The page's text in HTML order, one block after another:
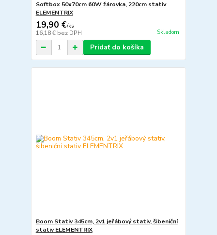
Softbox 50x70cm 60W žárovka, 220cm stativ
ELEMENTRIX
19,90 €/ks
16,18 € bez DPH Skladom
Pridať do košíka
Boom Stativ 345cm, 2v1 jeřábový stativ, šibeniční
stativ ELEMENTRIX